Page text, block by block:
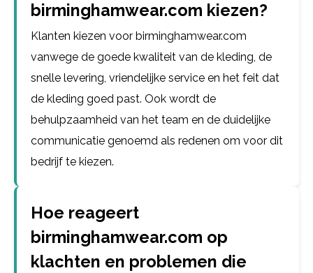
birminghamwear.com kiezen?
Klanten kiezen voor birminghamwear.com
vanwege de goede kwaliteit van de kleding, de
snelle levering, vriendelijke service en het feit dat
de kleding goed past. Ook wordt de
behulpzaamheid van het team en de duidelijke
communicatie genoemd als redenen om voor dit
bedrijf te kiezen.
Hoe reageert
birminghamwear.com op
klachten en problemen die